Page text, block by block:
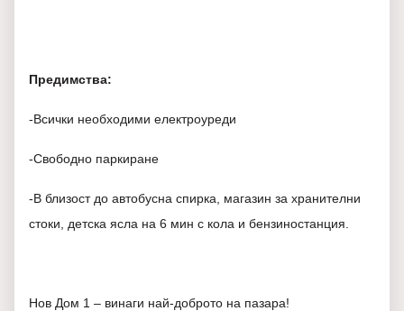
Предимства:
-Всички необходими електроуреди
-Свободно паркиране
-В близост до автобусна спирка, магазин за хранителни
стоки, детска ясла на 6 мин с кола и бензиностанция.
Нов Дом 1 – винаги най-доброто на пазара!